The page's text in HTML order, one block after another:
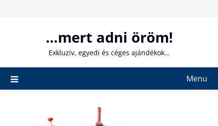
…mert adni öröm!
Exkluzív, egyedi és céges ajándékok…
Menu